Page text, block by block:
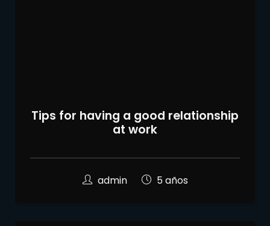
Tips for having a good relationship
at work
admin 5 años